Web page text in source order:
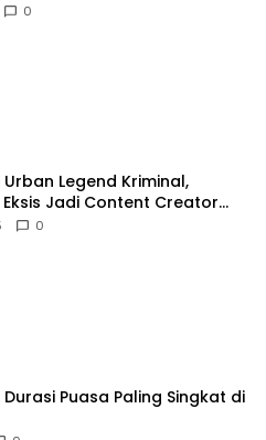
0
Legend Kriminal,
Eksis Jadi Content Creator
0
Durasi Puasa Paling Singkat di